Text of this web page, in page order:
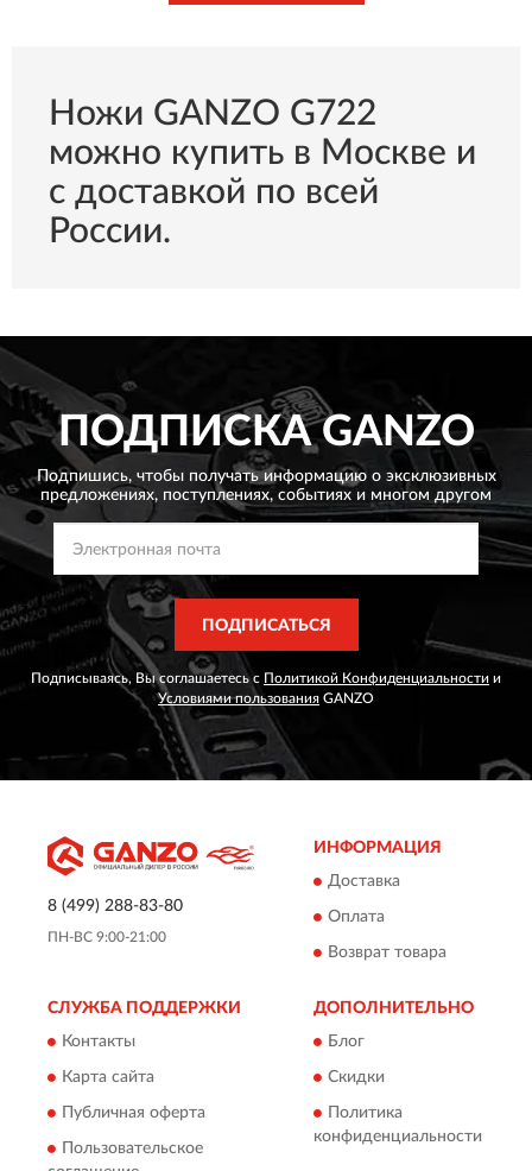
Ножи GANZO G722
можно купить в Москве и
с доставкой по всей
России.
ПОДПИСКАGANZO
Подпишись, чтобы получать информацию о эксклюзивных
предложениях, поступлениях, событиях и многом другом
ПОДПИСАТЬСЯ
Подписываясь, Вы соглашаетесь с Политикой Конфиденциальности и
Условиями пользования GANZO
8 (499) 288-83-80
ПН-ВС 9:00-21:00
ИНФОРМАЦИЯ
Доставка
Оплата
Возврат товара
СЛУЖБА ПОДДЕРЖКИ
Контакты
Карта сайта
Публичная оферта
Пользовательское
ДОПОЛНИТЕЛЬНО
Блог
Скидки
Политика
конфиденциальности